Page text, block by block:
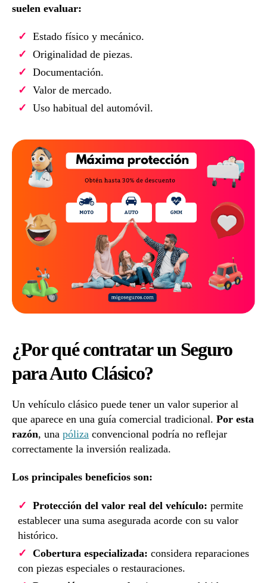
suelen evaluar:
Estado físico y mecánico.
Originalidad de piezas.
Documentación.
Valor de mercado.
Uso habitual del automóvil.
¿Por qué contratar un Seguro
para Auto Clásico?
Un vehículo clásico puede tener un valor superior al
que aparece en una guía comercial tradicional. Por esta
razón, una póliza convencional podría no reflejar
correctamente la inversión realizada.
Los principales beneficios son:
Protección del valor real del vehículo: permite
establecer una suma asegurada acorde con su valor
histórico.
Cobertura especializada: considera reparaciones
con piezas especiales o restauraciones.